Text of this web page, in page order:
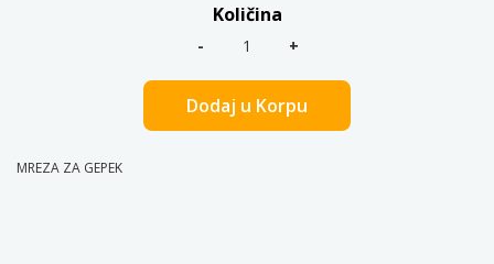
Količina
Dodaj u Korpu
MREZA ZA GEPEK